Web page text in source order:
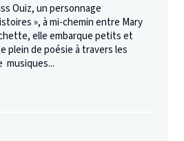
Ouiz, un personnage
», à mi-chemin entre Mary
elle embarque petits et
plein de poésie à travers les